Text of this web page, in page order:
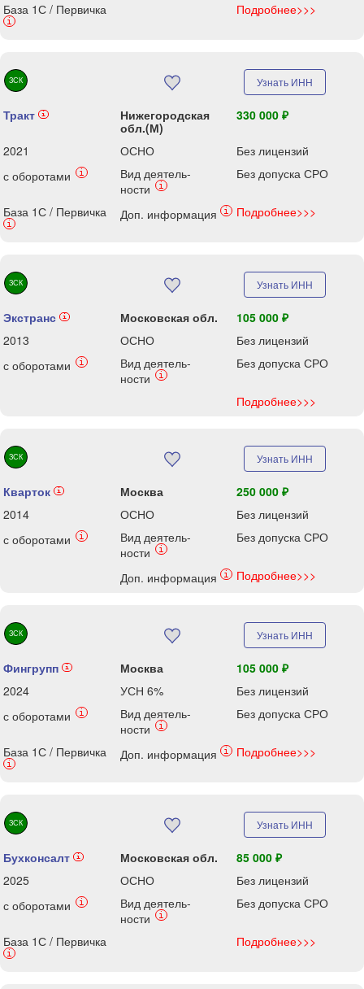
База 1С / Первичка
i
Подробнее>>>
ЗСК Узнать ИНН
Тракт i
Нижегородская
обл.(М)
330 000 ₽
2021 ОСНО
Без лицензий
с оборотами
i
Вид деятель-
ности
i
Без допуска СРО
База 1С / Первичка
i
Доп. информация i Подробнее>>>
ЗСК Узнать ИНН
Экстранс i Московская обл.
105 000 ₽
2013
ОСНО
Без лицензий
с оборотами
i
Вид деятель-
ности
i
Без допуска СРО
Подробнее>>>
ЗСК Узнать ИНН
Кварток i Москва
250 000 ₽
2014
ОСНО
Без лицензий
с оборотами
i
Вид деятель-
ности
i
Без допуска СРО
Доп. информация i Подробнее>>>
ЗСК Узнать ИНН
Фингрупп i Москва
105 000 ₽
2024
УСН 6%
Без лицензий
с оборотами
i
Вид деятель-
ности
i
Без допуска СРО
База 1С / Первичка
i
Доп. информация i Подробнее>>>
ЗСК Узнать ИНН
Бухконсалт i Московская обл.
85 000 ₽
2025
ОСНО
Без лицензий
с оборотами
i
Вид деятель-
ности
i
Без допуска СРО
База 1С / Первичка
i
Подробнее>>>